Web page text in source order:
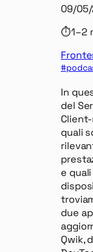
09/
⏱1–2
In
del
quali
e
due
Qwik,